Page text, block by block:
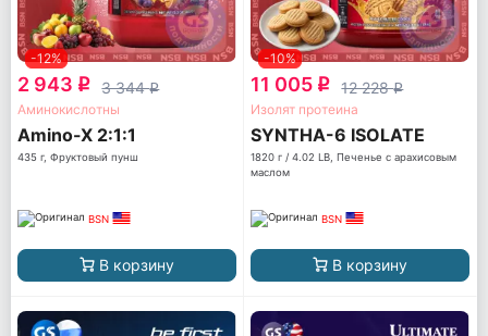
-12%
2 943 q 3 344q
Аминокислотны
Amino-X 2:1:1
435 г, Фруктовый пунш
BSN
В корзину
-10%
11 005 q 12 228q
Изолят протеина
SYNTHA-6 ISOLATE
1820 г / 4.02 LB, Печенье с арахисовым
маслом
BSN
В корзину